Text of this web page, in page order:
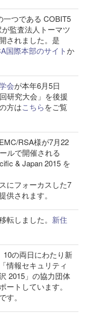
一つである COBIT5
監査法人トーマツ
されました。是
国際本部のサイトか
会が本年6月5日
研究大会」を後援
方はこちらをご覧
RSA様が7月22
ルで開催される
& Japan 2015 を
にフォーカスした7
供されます。
転しました。 新住
10の両日にわたり新
情報セキュリティ
2015」の協力団体
ートしています。
です。